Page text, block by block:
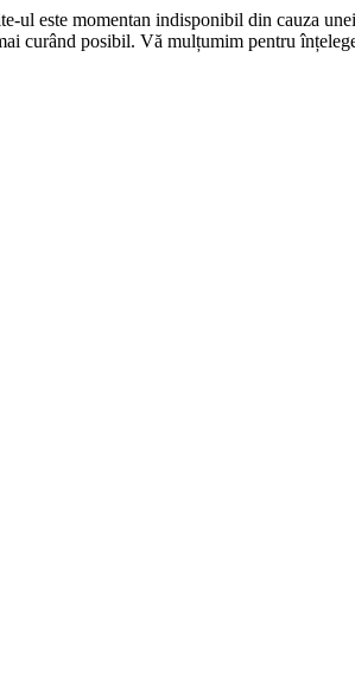
ul este momentan indisponibil din cauza
curând posibil. Vă mulțumim pentru